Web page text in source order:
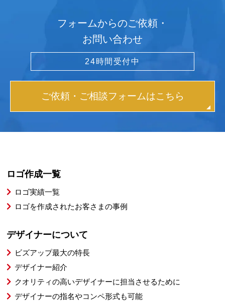
フォームからのご依頼・
お問い合わせ
24時間受付中
ご依頼・ご相談フォームはこちら
ロゴ作成一覧
ロゴ実績一覧
ロゴを作成されたお客さまの事例
デザイナーについて
ビズアップ最大の特長
デザイナー紹介
クオリティの高いデザイナーに担当させるために
デザイナーの指名やコンペ形式も可能